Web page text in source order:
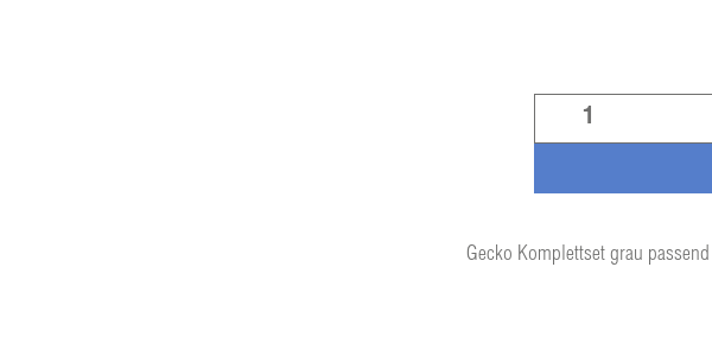
Gecko Komplettset grau